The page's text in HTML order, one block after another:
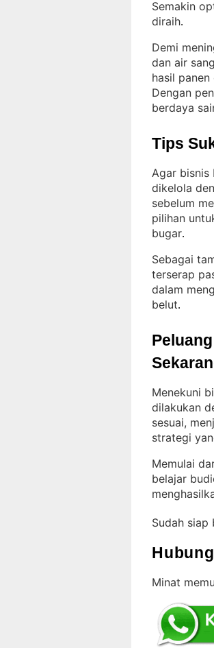
Semakin
diraih.
Demi
dan air
hasil
Dengan
berdaya
Tips
Agar bisnis
dikelola
sebelum
pilihan
bugar.
Sebagai
terserap
dalam
belut.
Menekuni
dilakukan
sesuai,
strategi
Memulai
belajar
Sudah
Minat